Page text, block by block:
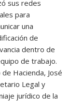
sus redes
para
una
de
dentro de
de trabajo.
Hacienda, José
Legal y
jurídico de la